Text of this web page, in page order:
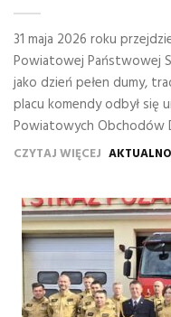
31 maja 2026 roku
Powiatowej Państwowej
jako dzień pełen dumy,
placu komendy odbył się
Powiatowych Obchodów
CZYTAJ WIĘCEJ